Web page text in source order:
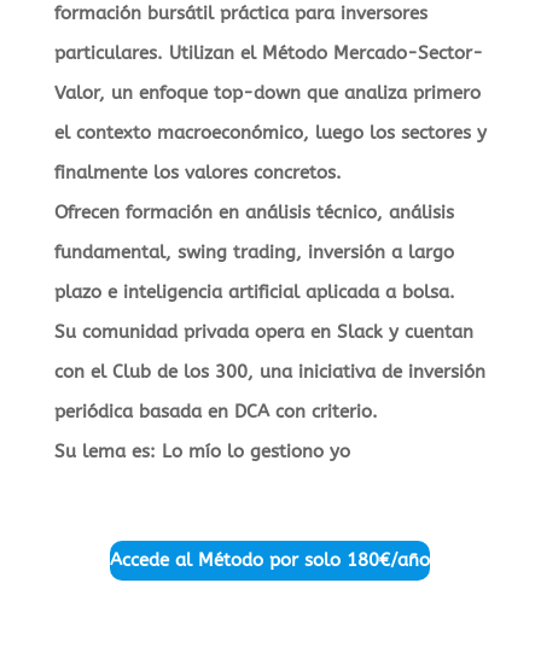
formación bursátil práctica para inversores
particulares. Utilizan el Método Mercado-Sector-
Valor, un enfoque top-down que analiza primero
el contexto macroeconómico, luego los sectores y
finalmente los valores concretos.
Ofrecen formación en análisis técnico, análisis
fundamental, swing trading, inversión a largo
plazo e inteligencia artificial aplicada a bolsa.
Su comunidad privada opera en Slack y cuentan
con el Club de los 300, una iniciativa de inversión
periódica basada en DCA con criterio.
Su lema es: Lo mío lo gestiono yo
Accede al Método por solo 180€/año